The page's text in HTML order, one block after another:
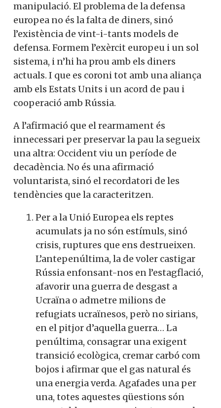
manipulació. El problema de la defensa
europea no és la falta de diners, sinó
l’existència de vint-i-tants models de
defensa. Formem l’exèrcit europeu i un sol
sistema, i n’hi ha prou amb els diners
actuals. I que es coroni tot amb una aliança
amb els Estats Units i un acord de pau i
cooperació amb Rússia.
A l’afirmació que el rearmament és
innecessari per preservar la pau la segueix
una altra: Occident viu un període de
decadència. No és una afirmació
voluntarista, sinó el recordatori de les
tendències que la caracteritzen.
Per a la Unió Europea els reptes
acumulats ja no són estímuls, sinó
crisis, ruptures que ens destrueixen.
L’antepenúltima, la de voler castigar
Rússia enfonsant-nos en l’estagflació,
afavorir una guerra de desgast a
Ucraïna o admetre milions de
refugiats ucraïnesos, però no sirians,
en el pitjor d’aquella guerra… La
penúltima, consagrar una exigent
transició ecològica, cremar carbó com
bojos i afirmar que el gas natural és
una energia verda. Agafades una per
una, totes aquestes qüestions són